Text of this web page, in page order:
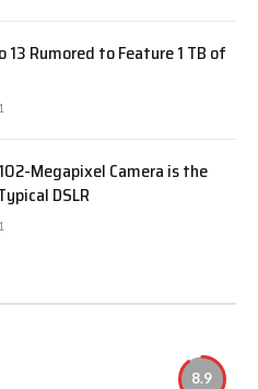
13 Rumored to Feature 1 TB of
Megapixel Camera is the
DSLR
8.9